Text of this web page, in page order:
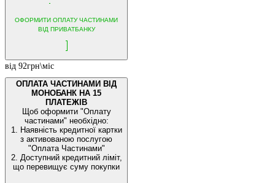
ОФОРМИТИ ОПЛАТУ ЧАСТИНАМИ
ВІД ПРИВАТБАНКУ
від 92грн\міс
ОПЛАТА ЧАСТИНАМИ ВІД
МОНОБАНК НА 15
ПЛАТЕЖІВ
Щоб оформити "Оплату
частинами" необхідно:
1. Наявність кредитної картки
з активованою послугою
"Оплата Частинами"
2. Доступний кредитний ліміт,
що перевищує суму покупки